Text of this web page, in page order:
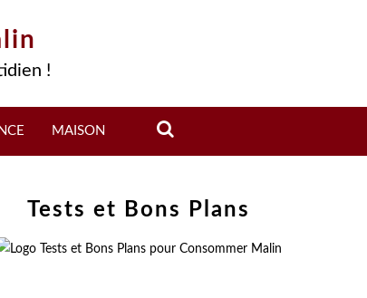
!
MAISON
Tests et Bons Plans